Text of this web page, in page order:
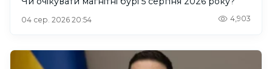
04 сер. 2026 20:54 4,903